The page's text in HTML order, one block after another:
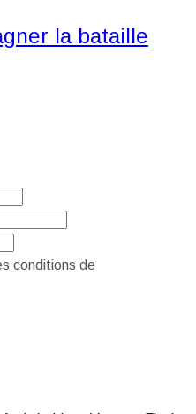
la bataille
conditions de